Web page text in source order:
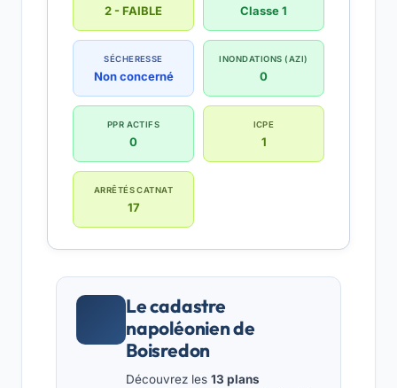
2 - FAIBLE Classe 1
SÉCHERESSE
Non concerné
INONDATIONS (AZI)
0
PPR ACTIFS
0
ICPE
1
ARRÊTÉS CATNAT
17
Le cadastre
napoléonien de
Boisredon
Découvrez les 13 plans